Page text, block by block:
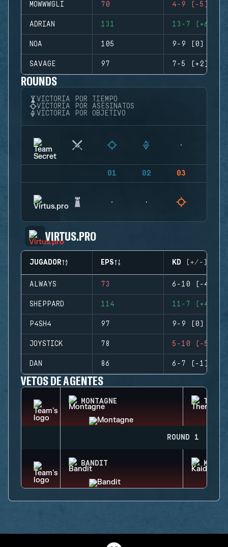
MOWWWGLI 70 4-9 (-5)
ADRIAN 131 13-7 (+6)
NOA 105 9-9 (0)
SAVAGE 97 7-5 (+2)
ROUNDS
VICTORIA POR TIEMPO
VICTORIA POR ASESINATOS
VICTORIA POR OBJETIVO
01 02 03
VIRTUS.PRO
JUGADOR EPS KD (+/-)
ALWAYS 73 6-10 (-4)
SHEPPARD 114 11-7 (+4)
P4SH4 97 9-9 (0)
JOYSTICK 78 5-10 (-5)
DAN 86 6-7 (-1)
VETOS DE AGENTES
MONTAGNE
ROUND 1
BANDIT KAID